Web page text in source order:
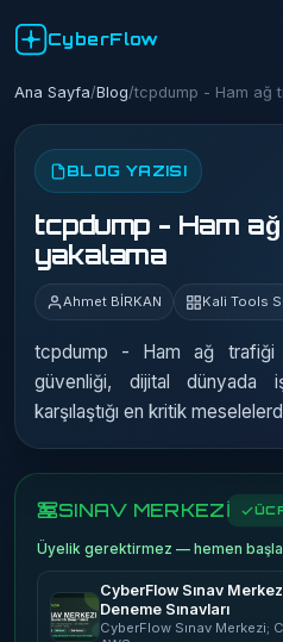
CyberFlow
Ana Sayfa/Blog/tcpdump - Ham ağ
BLOG YAZISI
tcpdump - Ham
yakalama
Ahmet BİRKAN Kali Tools
tcpdump - Ham ağ trafiği
güvenliği, dijital dünyada
karşılaştığı en kritik
SINAV MERKEZİ
Üyelik gerektirmez — hemen
CyberFlow Sınav
Deneme Sınavları
CyberFlow Sınav Merkezi;